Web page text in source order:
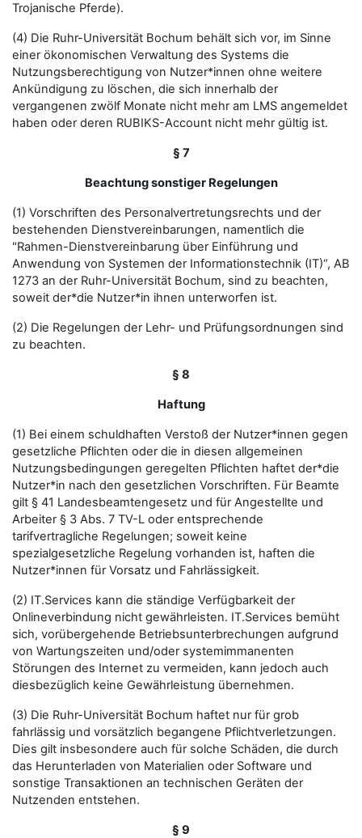
Trojanische Pferde).
(4) Die Ruhr-Universität Bochum behält sich vor, im Sinne
einer ökonomischen Verwaltung des Systems die
Nutzungsberechtigung von Nutzer*innen ohne weitere
Ankündigung zu löschen, die sich innerhalb der
vergangenen zwölf Monate nicht mehr am LMS angemeldet
haben oder deren RUBIKS-Account nicht mehr gültig ist.
§ 7
Beachtung sonstiger Regelungen
(1) Vorschriften des Personalvertretungsrechts und der
bestehenden Dienstvereinbarungen, namentlich die
"Rahmen-Dienstvereinbarung über Einführung und
Anwendung von Systemen der Informationstechnik (IT)“, AB
1273 an der Ruhr-Universität Bochum, sind zu beachten,
soweit der*die Nutzer*in ihnen unterworfen ist.
(2) Die Regelungen der Lehr- und Prüfungsordnungen sind
zu beachten.
§ 8
Haftung
(1) Bei einem schuldhaften Verstoß der Nutzer*innen gegen
gesetzliche Pflichten oder die in diesen allgemeinen
Nutzungsbedingungen geregelten Pflichten haftet der*die
Nutzer*in nach den gesetzlichen Vorschriften. Für Beamte
gilt § 41 Landesbeamtengesetz und für Angestellte und
Arbeiter § 3 Abs. 7 TV-L oder entsprechende
tarifvertragliche Regelungen; soweit keine
spezialgesetzliche Regelung vorhanden ist, haften die
Nutzer*innen für Vorsatz und Fahrlässigkeit.
(2) IT.Services kann die ständige Verfügbarkeit der
Onlineverbindung nicht gewährleisten. IT.Services bemüht
sich, vorübergehende Betriebsunterbrechungen aufgrund
von Wartungszeiten und/oder systemimmanenten
Störungen des Internet zu vermeiden, kann jedoch auch
diesbezüglich keine Gewährleistung übernehmen.
(3) Die Ruhr-Universität Bochum haftet nur für grob
fahrlässig und vorsätzlich begangene Pflichtverletzungen.
Dies gilt insbesondere auch für solche Schäden, die durch
das Herunterladen von Materialien oder Software und
sonstige Transaktionen an technischen Geräten der
Nutzenden entstehen.
§ 9